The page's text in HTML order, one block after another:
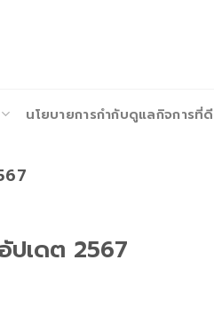
นโยบายการกำกับดูแลกิจการที่ดี
ปเดต 2567